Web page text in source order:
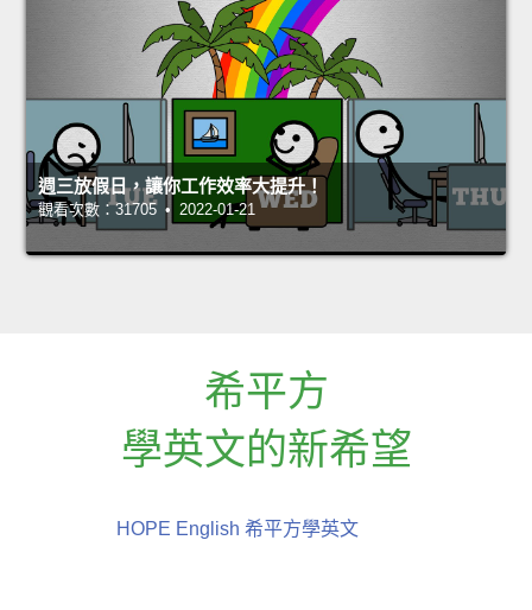
週三放假日，讓你工作效率大提升！
觀看次數：31705 • 2022-01-21
希平方
學英文的新希望
HOPE English 希平方學英文